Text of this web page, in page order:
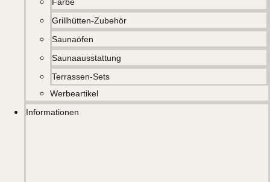
Grillhütten-Zubehör
Saunaöfen
Saunaausstattung
Terrassen-Sets
Werbeartikel
Informationen